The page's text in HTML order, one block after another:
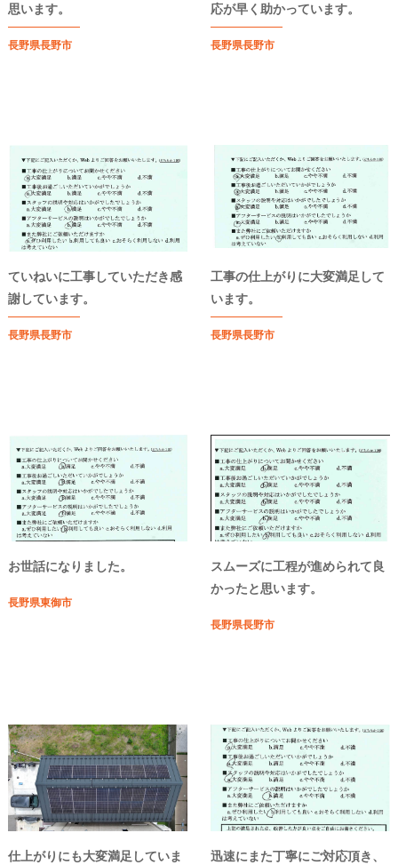
思います。
長野県長野市
応が早く助かっています。
長野県長野市
ていねいに工事していただき感
謝しています。
長野県長野市
工事の仕上がりに大変満足して
います。
長野県長野市
お世話になりました。
長野県東御市
スムーズに工程が進められて良
かったと思います。
長野県長野市
仕上がりにも大変満足していま
迅速にまた丁寧にご対応頂き、